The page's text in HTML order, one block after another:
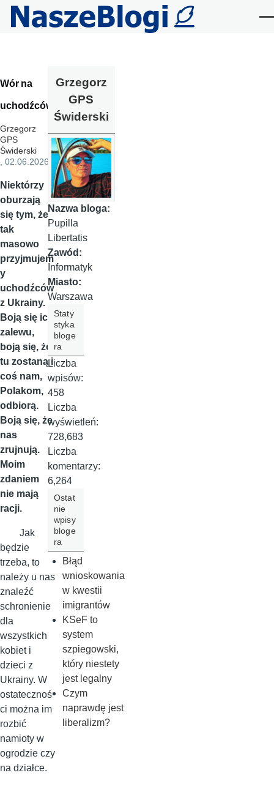
Przejdź do treści
Wór na
uchodźców
Grzegorz
GPS
Świderski
, 02.06.2026
Niektórzy
oburzają
się tym, że
tak
masowo
przyjmujem
y
uchodźców
z Ukrainy.
Boją się ich
zalewu,
boją się, że
tu zostaną i
coś nam,
Polakom,
odbiorą.
Boją się, że
nas
zrujnują.
Moim
zdaniem
nie mają
racji.
Jak
będzie
trzeba, to
należy u nas
znaleźć
schronienie
dla
wszystkich
kobiet i
dzieci z
Ukrainy. W
ostatecznoś
ci można im
rozbić
namioty w
ogrodzie czy
na działce.
Grzegorz
GPS
Świderski
Nazwa bloga:
Pupilla
Libertatis
Zawód:
Informatyk
Miasto:
Warszawa
Staty
styka
bloge
ra
Liczba
wpisów:
458
Liczba
wyświetleń:
728,683
Liczba
komentarzy:
6,264
Ostat
nie
wpisy
bloge
ra
Błąd
wnioskowania
w kwestii
imigrantów
KSeF to
system
szpiegowski,
który niestety
jest legalny
Czym
naprawdę jest
liberalizm?